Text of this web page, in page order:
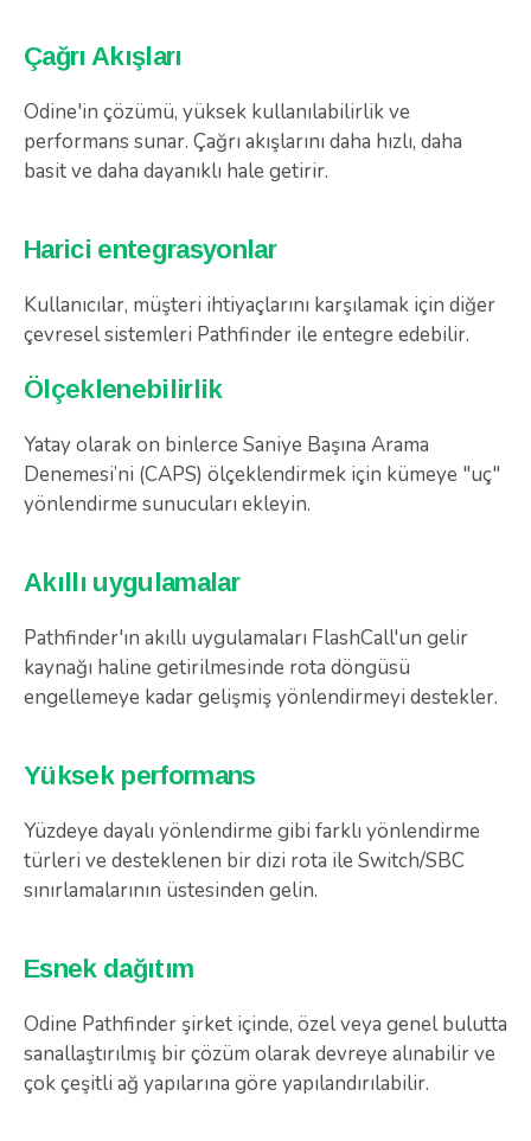
Çağrı Akışları
Odine'in çözümü, yüksek kullanılabilirlik ve
performans sunar. Çağrı akışlarını daha hızlı, daha
basit ve daha dayanıklı hale getirir.
Harici entegrasyonlar
Kullanıcılar, müşteri ihtiyaçlarını karşılamak için diğer
çevresel sistemleri Pathfinder ile entegre edebilir.
Ölçeklenebilirlik
Yatay olarak on binlerce Saniye Başına Arama
Denemesi’ni (CAPS) ölçeklendirmek için kümeye "uç"
yönlendirme sunucuları ekleyin.
Akıllı uygulamalar
Pathfinder'ın akıllı uygulamaları FlashCall'un gelir
kaynağı haline getirilmesinde rota döngüsü
engellemeye kadar gelişmiş yönlendirmeyi destekler.
Yüksek performans
Yüzdeye dayalı yönlendirme gibi farklı yönlendirme
türleri ve desteklenen bir dizi rota ile Switch/SBC
sınırlamalarının üstesinden gelin.
Esnek dağıtım
Odine Pathfinder şirket içinde, özel veya genel bulutta
sanallaştırılmış bir çözüm olarak devreye alınabilir ve
çok çeşitli ağ yapılarına göre yapılandırılabilir.